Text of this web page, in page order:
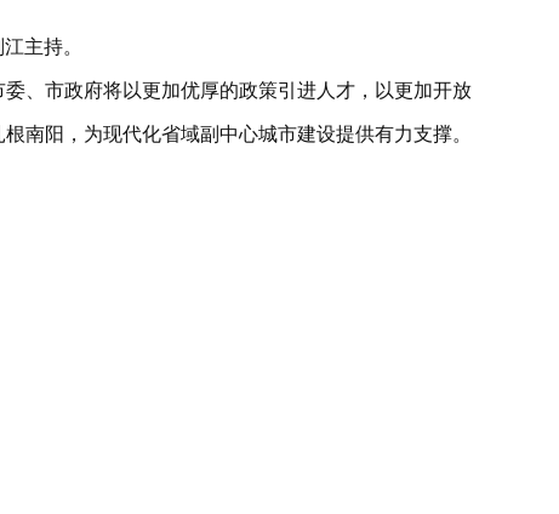
主持。
、市政府将以更加优厚的政策引进人才，以更加开放
南阳，为现代化省域副中心城市建设提供有力支撑。